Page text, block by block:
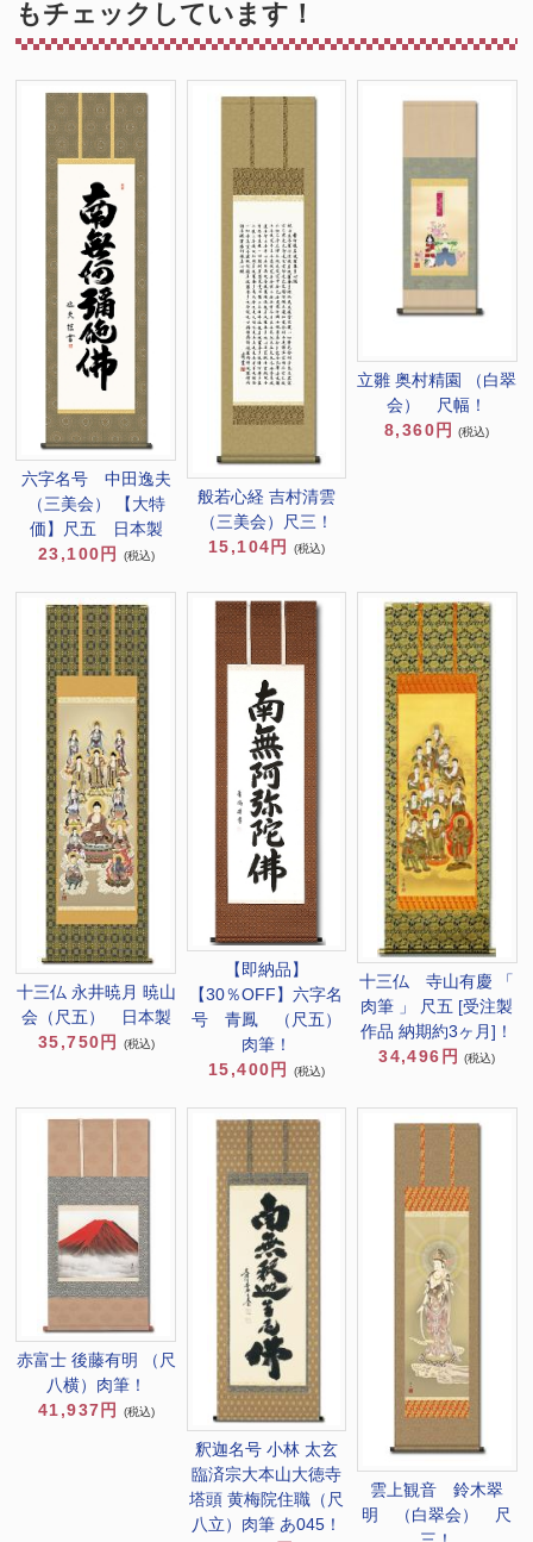
もチェックしています！
六字名号 中田逸夫
（三美会） 【大特
価】尺五 日本製
23,100円
(税込)
般若心経 吉村清雲
（三美会）尺三！
15,104円
(税込)
立雛 奥村精園 （白翠
会） 尺幅！
8,360円
(税込)
十三仏 永井暁月 暁山
会（尺五） 日本製
35,750円
(税込)
【即納品】
【30％OFF】六字名
号 青鳳 （尺五）
肉筆！
15,400円
(税込)
十三仏 寺山有慶 「
肉筆 」 尺五 [受注製
作品 納期約3ヶ月]！
34,496円
(税込)
赤富士 後藤有明 （尺
八横）肉筆！
41,937円
(税込)
釈迦名号 小林 太玄
臨済宗大本山大徳寺
塔頭 黄梅院住職（尺
八立）肉筆 あ045！
雲上観音 鈴木翠
明 （白翠会） 尺